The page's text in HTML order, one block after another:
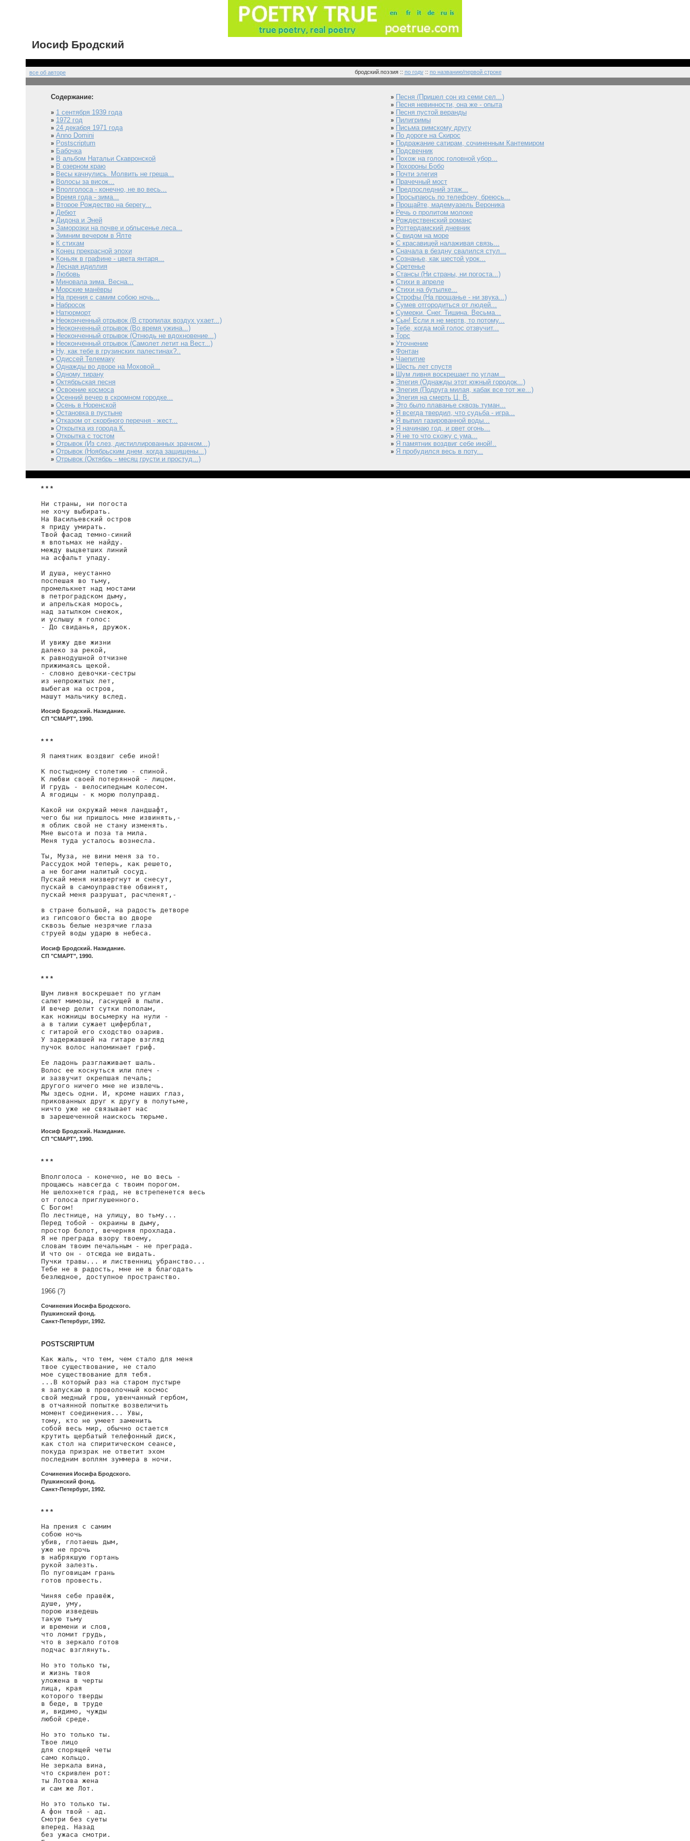
Иосиф Бродский
все об авторе бродский.поэзия :: по году:: по названию/первой строке
Содержание:
» 1 сентября 1939 года
» 1972 год
» 24 декабря 1971 года
» Anno Domini
» Postscriptum
» Бабочка
» В альбом Натальи Скавронской
» В озерном краю
» Весы качнулись. Молвить не греша...
» Волосы за висок...
» Вполголоса - конечно, не во весь...
» Время года - зима...
» Второе Рождество на берегу...
» Дебют
» Дидона и Эней
» Заморозки на почве и облысенье леса...
» Зимним вечером в Ялте
» К стихам
» Конец прекрасной эпохи
» Коньяк в графине - цвета янтаря...
» Лесная идиллия
» Любовь
» Миновала зима. Весна...
» Морские манёвры
» На прения с самим собою ночь...
» Набросок
» Натюрморт
» Неоконченный отрывок (В стропилах воздух ухает...)
» Неоконченный отрывок (Во время ужина...)
» Неоконченный отрывок (Отнюдь не вдохновение...)
» Неоконченный отрывок (Самолет летит на Вест...)
» Ну, как тебе в грузинских палестинах?..
» Одиссей Телемаку
» Однажды во дворе на Моховой...
» Одному тирану
» Октябрьская песня
» Освоение космоса
» Осенний вечер в скромном городке...
» Осень в Норенской
» Остановка в пустыне
» Отказом от скорбного перечня - жест...
» Открытка из города К.
» Открытка с тостом
» Отрывок (Из слез, дистиллированных зрачком...)
» Отрывок (Ноябрьским днем, когда защищены...)
» Отрывок (Октябрь - месяц грусти и простуд...)
» Песня (Пришел сон из семи сел...)
» Песня невинности, она же - опыта
» Песня пустой веранды
» Пилигримы
» Письма римскому другу
» По дороге на Скирос
» Подражание сатирам, сочиненным Кантемиром
» Подсвечник
» Похож на голос головной убор...
» Похороны Бобо
» Почти элегия
» Прачечный мост
» Предпоследний этаж...
» Просыпаюсь по телефону, бреюсь...
» Прощайте, мадемуазель Вероника
» Речь о пролитом молоке
» Рождественский романс
» Роттердамский дневник
» С видом на море
» С красавицей налаживая связь...
» Сначала в бездну свалился стул...
» Сознанье, как шестой урок...
» Сретенье
» Стансы (Ни страны, ни погоста...)
» Стихи в апреле
» Стихи на бутылке...
» Строфы (На прощанье - ни звука...)
» Сумев отгородиться от людей...
» Сумерки. Снег. Тишина. Весьма...
» Сын! Если я не мертв, то потому...
» Тебе, когда мой голос отзвучит...
» Торс
» Уточнение
» Фонтан
» Чаепитие
» Шесть лет спустя
» Шум ливня воскрешает по углам...
» Элегия (Однажды этот южный городок...)
» Элегия (Подруга милая, кабак все тот же...)
» Элегия на смерть Ц. В.
» Это было плаванье сквозь туман...
» Я всегда твердил, что судьба - игра...
» Я выпил газированной воды...
» Я начинаю год, и рвет огонь...
» Я не то что схожу с ума...
» Я памятник воздвиг себе иной!..
» Я пробудился весь в поту...
* * *
Ни страны, ни погоста
не хочу выбирать.
На Васильевский остров
я приду умирать.
Твой фасад темно-синий
я впотьмах не найду.
между выцветших линий
на асфальт упаду.
И душа, неустанно
поспешая во тьму,
промелькнет над мостами
в петроградском дыму,
и апрельская морось,
над затылком снежок,
и услышу я голос:
- До свиданья, дружок.
И увижу две жизни
далеко за рекой,
к равнодушной отчизне
прижимаясь щекой.
- словно девочки-сестры
из непрожитых лет,
выбегая на остров,
машут мальчику вслед.
Иосиф Бродский. Назидание.
СП "СМАРТ", 1990.
* * *
Я памятник воздвиг себе иной!
К постыдному столетию - спиной.
К любви своей потерянной - лицом.
И грудь - велосипедным колесом.
А ягодицы - к морю полуправд.
Какой ни окружай меня ландшафт,
чего бы ни пришлось мне извинять,-
я облик свой не стану изменять.
Мне высота и поза та мила.
Меня туда усталось вознесла.
Ты, Муза, не вини меня за то.
Рассудок мой теперь, как решето,
а не богами налитый сосуд.
Пускай меня низвергнут и снесут,
пускай в самоуправстве обвинят,
пускай меня разрушат, расчленят,-
в стране большой, на радость детворе
из гипсового бюста во дворе
сквозь белые незрячие глаза
струей воды ударю в небеса.
Иосиф Бродский. Назидание.
СП "СМАРТ", 1990.
* * *
Шум ливня воскрешает по углам
салют мимозы, гаснущей в пыли.
И вечер делит сутки пополам,
как ножницы восьмерку на нули -
а в талии сужает циферблат,
с гитарой его сходство озарив.
У задержавшей на гитаре взгляд
пучок волос напоминает гриф.
Ее ладонь разглаживает шаль.
Волос ее коснуться или плеч -
и зазвучит окрепшая печаль;
другого ничего мне не извлечь.
Мы здесь одни. И, кроме наших глаз,
прикованных друг к другу в полутьме,
ничто уже не связывает нас
в зарешеченной наискось тюрьме.
Иосиф Бродский. Назидание.
СП "СМАРТ", 1990.
* * *
Вполголоса - конечно, не во весь -
прощаюсь навсегда с твоим порогом.
Не шелохнется град, не встрепенется весь
от голоса приглушенного.
С Богом!
По лестнице, на улицу, во тьму...
Перед тобой - окраины в дыму,
простор болот, вечерняя прохлада.
Я не преграда взору твоему,
словам твоим печальным - не преграда.
И что он - отсюда не видать.
Пучки травы... и лиственниц убранство...
Тебе не в радость, мне не в благодать
безлюдное, доступное пространство.
1966 (?)
Сочинения Иосифа Бродского.
Пушкинский фонд.
Санкт-Петербург, 1992.
POSTSCRIPTUM
Как жаль, что тем, чем стало для меня
твое существование, не стало
мое существование для тебя.
...В который раз на старом пустыре
я запускаю в проволочный космос
свой медный грош, увенчанный гербом,
в отчаянной попытке возвеличить
момент соединения... Увы,
тому, кто не умеет заменить
собой весь мир, обычно остается
крутить щербатый телефонный диск,
как стол на спиритическом сеансе,
покуда призрак не ответит эхом
последним воплям зуммера в ночи.
Сочинения Иосифа Бродского.
Пушкинский фонд.
Санкт-Петербург, 1992.
* * *
На прения с самим
собою ночь
убив, глотаешь дым,
уже не прочь
в набрякшую гортань
рукой залезть.
По пуговицам грань
готов провесть.
Чиняя себе правёж,
душе, уму,
порою изведешь
такую тьму
и времени и слов,
что ломит грудь,
что в зеркало готов
подчас взглянуть.
Но это только ты,
и жизнь твоя
уложена в черты
лица, края
которого тверды
в беде, в труде
и, видимо, чужды
любой среде.
Но это только ты.
Твое лицо
для спорящей четы
само кольцо.
Не зеркала вина,
что скривлен рот:
ты Лотова жена
и сам же Лот.
Но это только ты.
А фон твой - ад.
Смотри без суеты
вперед. Назад
без ужаса смотри.